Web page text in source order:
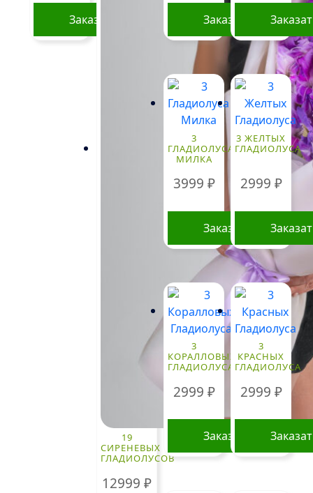
Заказать
19
СИРЕНЕВЫХ
ГЛАДИОЛУСОВ
12999₽
Заказать
3
ГЛАДИОЛУСА
МИЛКА
3999 ₽
Заказать
3 ЖЕЛТЫХ
ГЛАДИОЛУСА
2999 ₽
3
КОРАЛЛОВЫХ
ГЛАДИОЛУСА
2999 ₽
Заказать
3
КРАСНЫХ
ГЛАДИОЛУСА
2999 ₽